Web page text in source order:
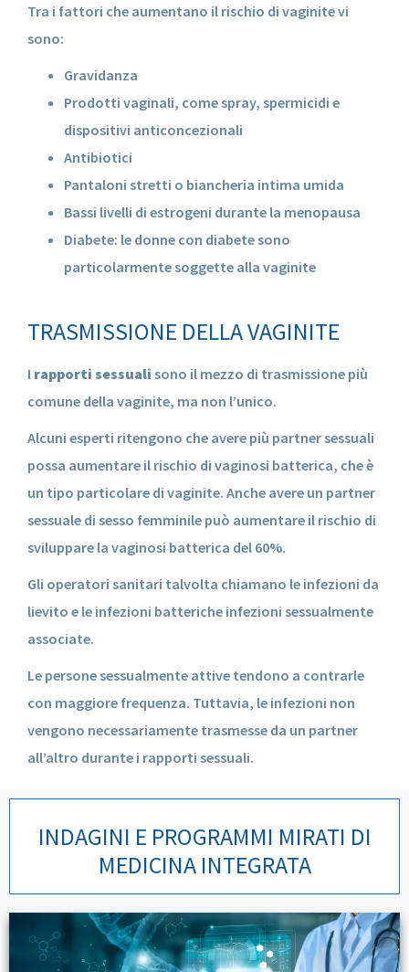
Tra i fattori che aumentano il rischio di vaginite vi
sono:
Gravidanza
Prodotti vaginali, come spray, spermicidi e
dispositivi anticoncezionali
Antibiotici
Pantaloni stretti o biancheria intima umida
Bassi livelli di estrogeni durante la menopausa
Diabete: le donne con diabete sono
particolarmente soggette alla vaginite
TRASMISSIONE DELLA VAGINITE
I rapporti sessuali sono il mezzo di trasmissione più
comune della vaginite, ma non l’unico.
Alcuni esperti ritengono che avere più partner sessuali
possa aumentare il rischio di vaginosi batterica, che è
un tipo particolare di vaginite. Anche avere un partner
sessuale di sesso femminile può aumentare il rischio di
sviluppare la vaginosi batterica del 60%.
Gli operatori sanitari talvolta chiamano le infezioni da
lievito e le infezioni batteriche infezioni sessualmente
associate.
Le persone sessualmente attive tendono a contrarle
con maggiore frequenza. Tuttavia, le infezioni non
vengono necessariamente trasmesse da un partner
all’altro durante i rapporti sessuali.
INDAGINI E PROGRAMMI MIRATI DI
MEDICINA INTEGRATA